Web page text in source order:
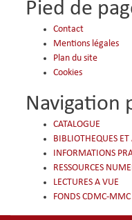
Pied de
Contact
Mentions légales
Plan du site
Cookies
Navigation
CATALOGUE
BIBLIOTHEQUES ET
INFORMATIONS
RESSOURCES
LECTURES A VUE
FONDS CDMC-MMC